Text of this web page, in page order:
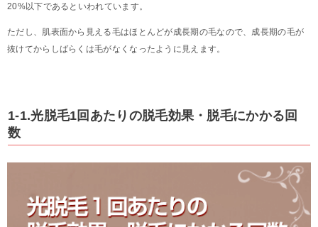
20%以下であるといわれています。
ただし、肌表面から見える毛はほとんどが成長期の毛なので、成長期の毛が
抜けてからしばらくは毛がなくなったように見えます。
1-1.光脱毛1回あたりの脱毛効果・脱毛にかかる回
数